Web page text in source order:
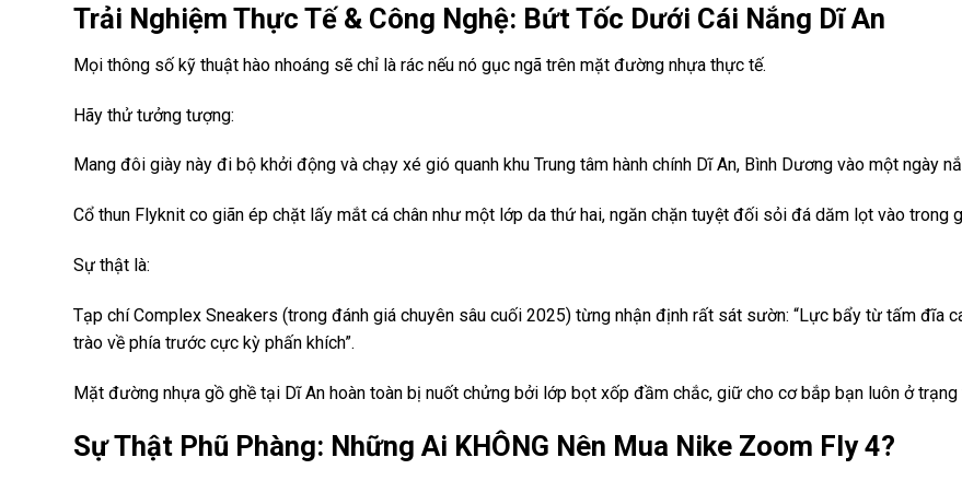
Trải Nghiệm Thực Tế & Công Nghệ: Bứt Tốc Dưới Cái Nắng Dĩ An
Mọi thông số kỹ thuật hào nhoáng sẽ chỉ là rác nếu nó gục ngã trên mặt đường nhựa thực tế.
Hãy thử tưởng tượng:
Mang đôi giày này đi bộ khởi động và chạy xé gió quanh khu Trung tâm hành chính Dĩ An, Bình Dương vào một ngày
Cổ thun Flyknit co giãn ép chặt lấy mắt cá chân như một lớp da thứ hai, ngăn chặn tuyệt đối sỏi đá dăm lọt vào trong
Sự thật là:
Tạp chí Complex Sneakers (trong đánh giá chuyên sâu cuối 2025) từng nhận định rất sát sườn: “Lực bẩy từ tấm đĩa
trào về phía trước cực kỳ phấn khích”.
Mặt đường nhựa gồ ghề tại Dĩ An hoàn toàn bị nuốt chửng bởi lớp bọt xốp đầm chắc, giữ cho cơ bắp bạn luôn ở trạng
Sự Thật Phũ Phàng: Những Ai KHÔNG Nên Mua Nike Zoom Fly 4?